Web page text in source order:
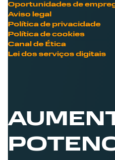
Oportunidades de
Aviso legal
Política de privacidade
Política de cookies
Canal de Ética
Lei dos serviços digitais